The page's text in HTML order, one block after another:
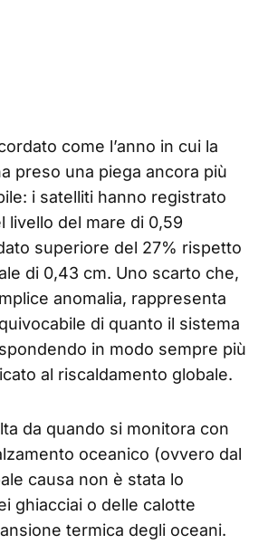
come l’anno in cui la
preso una piega ancora più
i satelliti hanno registrato
livello del mare di 0,59
superiore del 27% rispetto
di 0,43 cm. Uno scarto che,
anomalia, rappresenta
di quanto il sistema
in modo sempre più
al riscaldamento globale.
da quando si monitora con
oceanico (ovvero dal
causa non è stata lo
ghiacciai o delle calotte
termica degli oceani.